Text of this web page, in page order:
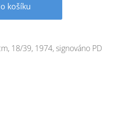
košíku
18/39, 1974, signováno PD